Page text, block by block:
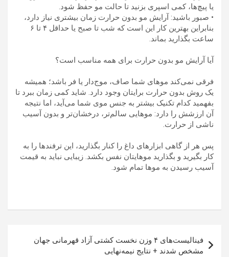
یا پیچ‌ها، کمی اسپری بزنید تا حالت مو حفظ شود.
• صبور باشید: آرایش مو بدون حرارت زمان بیشتری نیاز دارد،
بنابراین بهترین کار این است که شب تا صبح یا حداقل ۴ تا ۶
ساعت بگذارید بماند.
آیا آرایش مو بدون حرارت برای همه مناسب است؟
فرقی نمی‌کند موهای شما صاف، موج‌دار یا فر باشد؛ همیشه
یک روش بدون حرارت برایتان وجود دارد. شاید کمی زمان ببرد تا
بفهمید کدام تکنیک بیشتر به جنس موی شما می‌آید، اما نتیجه
آن ارزشش را دارد: موهایی سالم‌تر، درخشان‌تر و بدون آسیب
ناشی از حرارت.
پس هر از گاهی ابزارهای داغ را کنار بگذارید، این ترفندها را به
کار بگیرید و بگذارید موهایتان نفس بکشد. زیبایی نباید به قیمت
آسیب رسیدن به موها تمام شود.
نوشته
فینالیست‌های ۴ وزن نخست کشتی آزاد قهرمانی جهان
مشخص شدند + نتایج نیمه‌نهایی